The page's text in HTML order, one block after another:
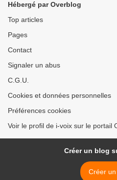
Hébergé par Overblog
Top articles
Pages
Contact
Signaler un abus
C.G.U.
Cookies et données personnelles
Préférences cookies
Voir le profil de i-voix sur le portail
Créer un blog
Créer